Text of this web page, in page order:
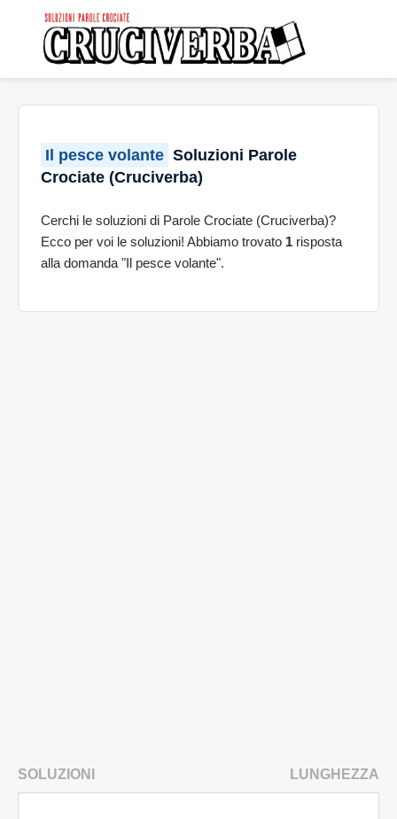
Il pesce volante Soluzioni Parole
Crociate (Cruciverba)
Cerchi le soluzioni di Parole Crociate (Cruciverba)?
Ecco per voi le soluzioni! Abbiamo trovato 1 risposta
alla domanda "Il pesce volante".
SOLUZIONI LUNGHEZZA